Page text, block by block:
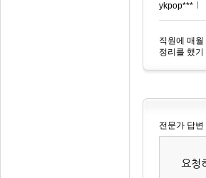
ykpop***
직원에 매
정리를 했
전문가 답변
요청